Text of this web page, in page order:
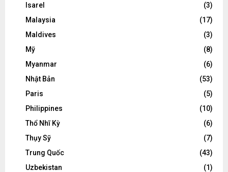
Isarel
(3)
Malaysia
(17)
Maldives
(3)
Mỹ
(8)
Myanmar
(6)
Nhật Bản
(53)
Paris
(5)
Philippines
(10)
Thổ Nhĩ Kỳ
(6)
Thụy Sỹ
(7)
Trung Quốc
(43)
Uzbekistan
(1)